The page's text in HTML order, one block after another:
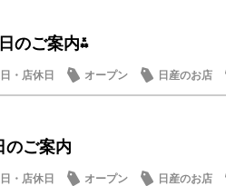
のご案内⁂
・店休日 オープン 日産のお店
のご案内
・店休日 オープン 日産のお店